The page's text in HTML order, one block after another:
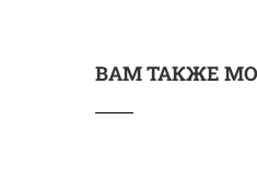
ВАМ ТАКЖЕ